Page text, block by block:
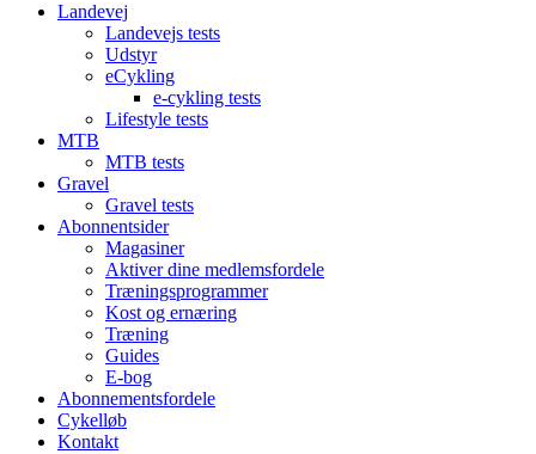
Landevej
Landevejs tests
Udstyr
eCykling
e-cykling tests
Lifestyle tests
MTB
MTB tests
Gravel
Gravel tests
Abonnentsider
Magasiner
Aktiver dine medlemsfordele
Træningsprogrammer
Kost og ernæring
Træning
Guides
E-bog
Abonnementsfordele
Cykelløb
Kontakt